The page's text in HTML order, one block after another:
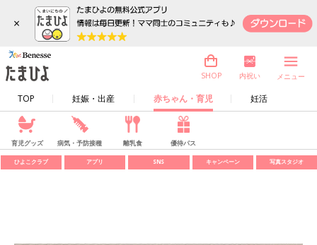
×
TOP 妊娠・出産 赤ちゃん・育児 妊活
SHOP 内祝い メニュー
育児グッズ 病気・予防接種 離乳食 優待パス
ひよこクラブ アプリ SNS キャンペーン 写真スタジオ